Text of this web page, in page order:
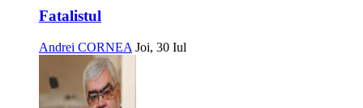
Fatalistul
Andrei CORNEA Joi, 30 Iul